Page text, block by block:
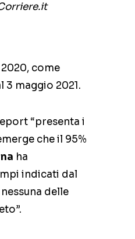
come
maggio 2021.
“presenta i
che il 95%
ha
indicati dal
nessuna delle